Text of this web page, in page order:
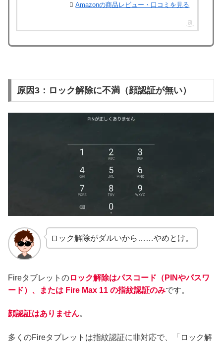
Amazonの商品レビュー・口コミを見る
原因3：ロック解除に不満（顔認証が無い）
ロック解除がダルいから……やめとけ。
Fireタブレットのロック解除はパスコード（PINやパスワ
ード）、または Fire Max 11 の指紋認証のみです。
顔認証はありません。
多くのFireタブレットは指紋認証に非対応で、「ロック解